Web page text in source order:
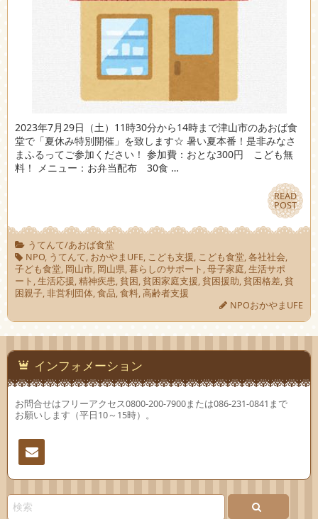
2023年7月29日（土）11時30分から14時まで津山市のあおば食
堂で「夏休み特別開催」を致します☆ 暑い夏本番！是非みなさ
まふるってご参加ください！ 参加費：おとな300円 こども無
料！ メニュー：お弁当配布 30食 …
READ
POST
READ
POST
うてんて/あおば食堂
NPO, うてんて, おかやまUFE, こども支援, こども食堂,各社社会,
子ども食堂, 岡山市, 岡山県,暮らしのサポート ,母子家庭,生活サポ
ート ,生活応援,精神疾患,貧困,貧困家庭支援,貧困援助,貧困格差,貧
困親子,非営利団体,食品,食料,高齢者支援
NPOおかやまUFE
インフォメーション
お問合せはフリーアクセス0800-200-7900または086-231-0841まで
お願いします（平日10～15時）。
連絡
先